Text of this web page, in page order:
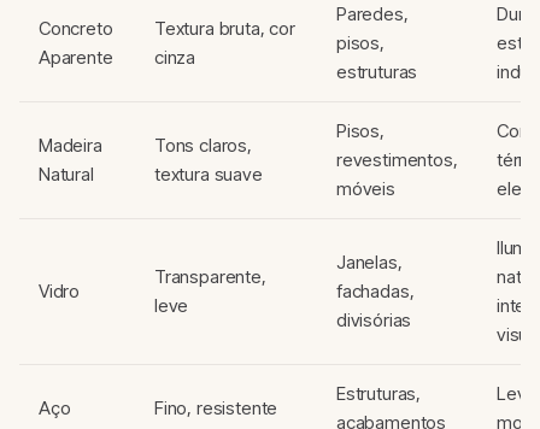
Concreto
Aparente
Textura bruta, cor
cinza
Paredes,
pisos,
estruturas
Madeira
Natural
Tons claros,
textura suave
Pisos,
revestimentos,
móveis
Vidro
Transparente,
leve
Janelas,
fachadas,
divisórias
visual
Aço Fino, resistente
Estruturas,
acabamentos